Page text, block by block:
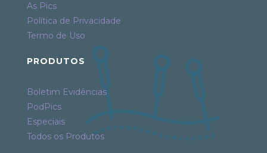
As Pics
Política de Privacidade
Termo de Uso
PRODUTOS
Boletim Evidências
PodPics
Especiais
Todos os Produtos